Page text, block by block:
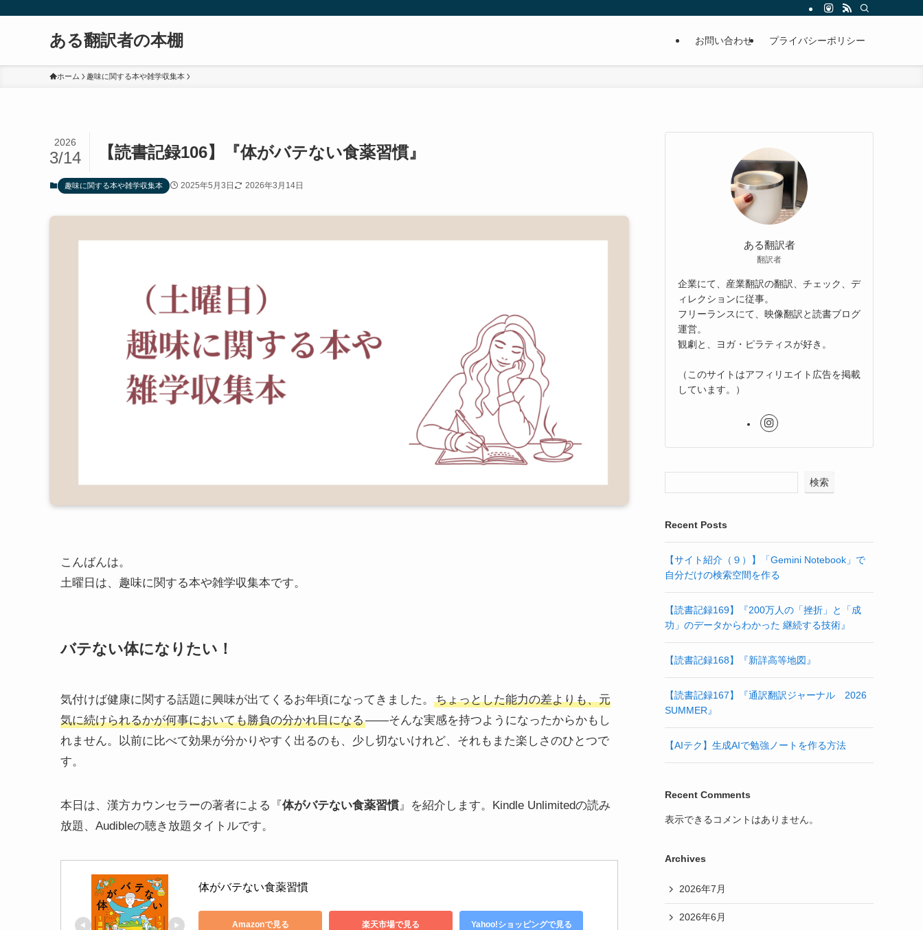
ある翻訳者の本棚 お問い合わせ プライバシーポリシー
ホーム 趣味に関する本や雑学収集本
【読書記録106】『体がバテない食薬習慣』
2026
3/14
趣味に関する本や雑学収集本 2025年5月3日 2026年3月14日
こんばんは。
土曜日は、趣味に関する本や雑学収集本です。
バテない体になりたい！
気付けば健康に関する話題に興味が出てくるお年頃になってきました。
ちょっとした能力の差よりも、元
気に続けられるかが何事においても勝負の分かれ目になる——そんな実感を持つようになったからかもし
れません。以前に比べて効果が分かりやすく出るのも、少し切ないけれど、それもまた楽しさのひとつで
す。
本日は、漢方カウンセラーの著者による『 体がバテない食薬習慣』を紹介します。Kindle Unlimitedの読み
放題、Audibleの聴き放題タイトルです。
体がバテない食薬習慣
Amazonで見る 楽天市場で見る Yahoo!ショッピングで見る
ある翻訳者
翻訳者
企業にて、産業翻訳の翻訳、チェック、デ
ィレクションに従事。
フリーランスにて、映像翻訳と読書ブログ
運営。
観劇と、ヨガ・ピラティスが好き。
（このサイトはアフィリエイト広告を掲載
しています。）
検索
Recent Posts
【サイト紹介（９）】「Gemini Notebook」で
自分だけの検索空間を作る
【読書記録169】『200万人の「挫折」と「成
功」のデータからわかった 継続する技術』
【読書記録168】『新詳高等地図』
【読書記録167】『通訳翻訳ジャーナル 2026
SUMMER』
【AIテク】生成AIで勉強ノートを作る方法
Recent Comments
表示できるコメントはありません。
Archives
2026年7月
2026年6月